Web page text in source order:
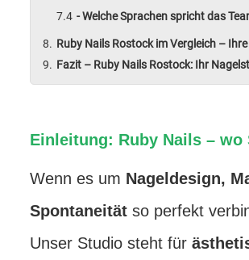
- Welche Sprachen spricht das
Ruby Nails Rostock im Vergleich –
Fazit – Ruby Nails Rostock: Ihr
Einleitung: Ruby Nails –
Wenn es um Nageldesign,
Spontaneität so perfekt
Unser Studio steht für